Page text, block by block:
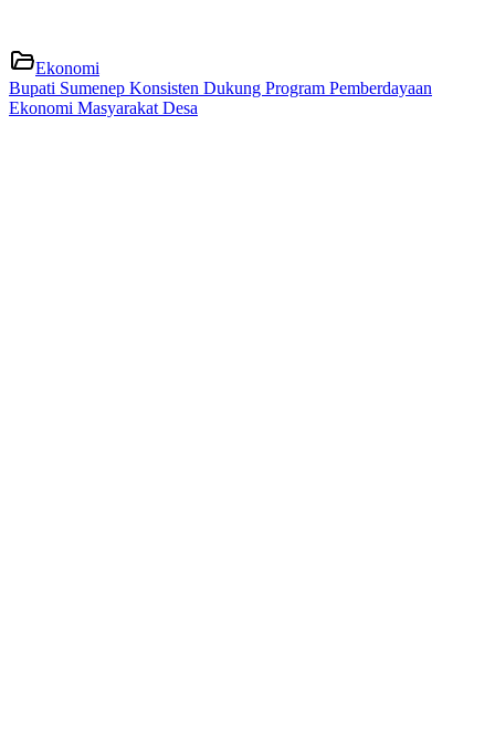
Ekonomi
Bupati Sumenep Konsisten Dukung Program Pemberdayaan
Ekonomi Masyarakat Desa